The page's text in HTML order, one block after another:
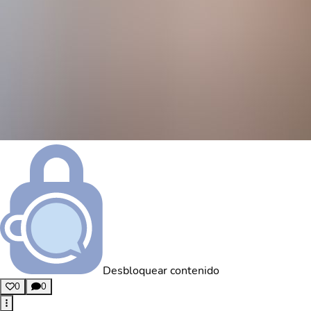
Desbloquear contenido
0 0